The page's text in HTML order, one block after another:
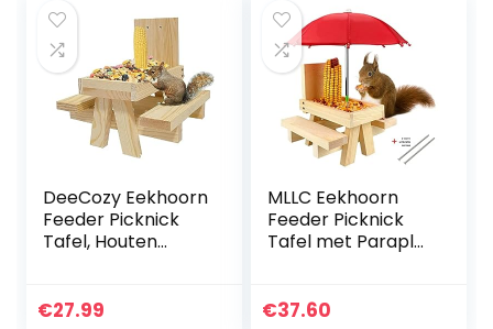
DeeCozy Eekhoorn
Feeder Picknick
Tafel, Houten
Voedingsstation
€27.99
MLLC Eekhoorn
Feeder Picknick
Tafel met Paraplu
Dierentuin Feeder
€37.60